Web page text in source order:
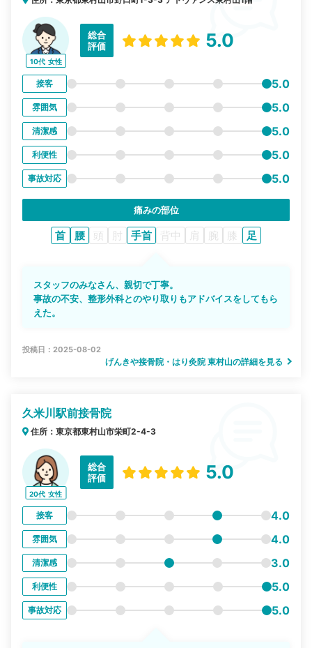
10代 女性
総合
評価
5.0
接客 5.0
雰囲気 5.0
清潔感 5.0
利便性 5.0
事故対応 5.0
痛みの部位
首 腰 頭 肘 手首 背中 肩 腕 膝 足
スタッフのみなさん、親切で丁寧。
事故の不安、整形外科とのやり取りもアドバイスをしてもら
えた。
投稿日：2025-08-02
げんきや接骨院・はり灸院 東村山の詳細を見る
久米川駅前接骨院
住所：東京都東村山市栄町2-4-3
20代 女性
総合
評価
5.0
接客 4.0
雰囲気 4.0
清潔感 3.0
利便性 5.0
事故対応 5.0